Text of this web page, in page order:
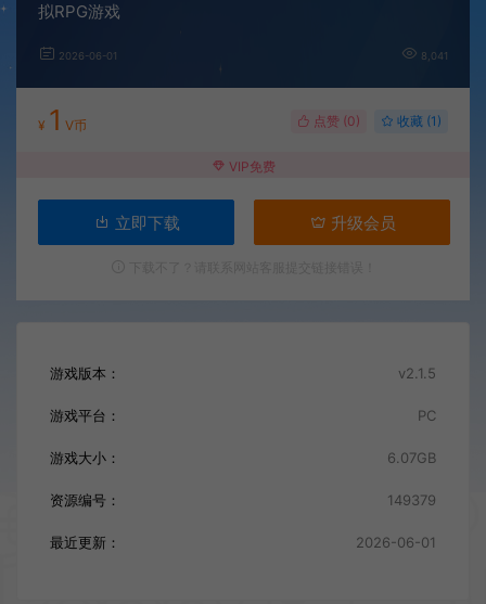
拟RPG游戏
2026-06-01 8,041
¥ 1 V币 点赞 (0) 收藏 (1)
VIP免费
立即下载 升级会员
游戏版本： v2.1.5
游戏平台： PC
游戏大小： 6.07GB
资源编号： 149379
最近更新： 2026-06-01